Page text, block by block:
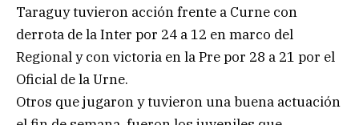
Taraguy tuvieron acción frente a Curne con
derrota de la Inter por 24 a 12 en marco del
Regional y con victoria en la Pre por 28 a 21 por el
Oficial de la Urne.
Otros que jugaron y tuvieron una buena actuación